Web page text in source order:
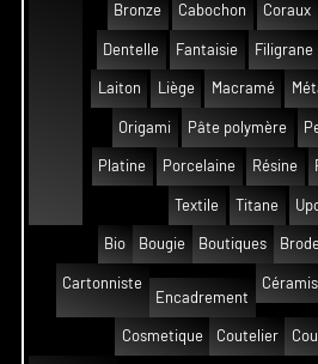
Bronze Cabochon Coraux
Dentelle Fantaisie Filigrane
Laiton Liège Macramé
Origami Pâte polymère
Platine Porcelaine Résine
Textile Titane
Bio Bougie Boutiques
Cartonniste
Encadrement
Cosmetique Coutelier